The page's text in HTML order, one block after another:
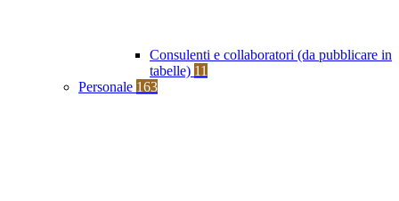
Consulenti e collaboratori (da pubblicare in
tabelle) 11
Personale 163